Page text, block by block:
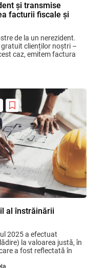
și transmise
facturii fiscale și
de la un nerezident.
clienților noștri –
caz, emitem factura
al înstrăinării
2025 a efectuat
la valoarea justă, în
a fost reflectată în